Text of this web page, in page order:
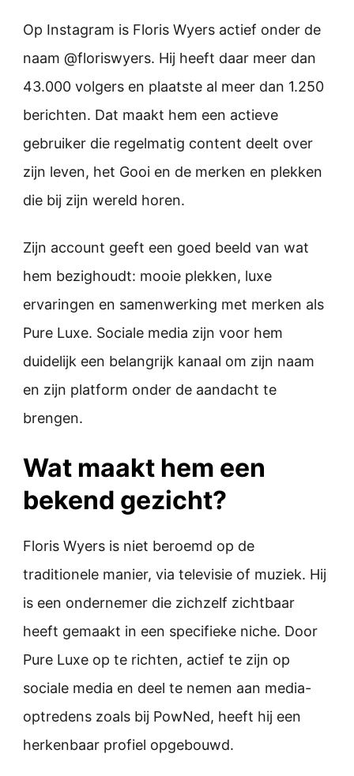
Op Instagram is Floris Wyers actief onder de
naam @floriswyers. Hij heeft daar meer dan
43.000 volgers en plaatste al meer dan 1.250
berichten. Dat maakt hem een actieve
gebruiker die regelmatig content deelt over
zijn leven, het Gooi en de merken en plekken
die bij zijn wereld horen.
Zijn account geeft een goed beeld van wat
hem bezighoudt: mooie plekken, luxe
ervaringen en samenwerking met merken als
Pure Luxe. Sociale media zijn voor hem
duidelijk een belangrijk kanaal om zijn naam
en zijn platform onder de aandacht te
brengen.
Wat maakt hem een
bekend gezicht?
Floris Wyers is niet beroemd op de
traditionele manier, via televisie of muziek. Hij
is een ondernemer die zichzelf zichtbaar
heeft gemaakt in een specifieke niche. Door
Pure Luxe op te richten, actief te zijn op
sociale media en deel te nemen aan media-
optredens zoals bij PowNed, heeft hij een
herkenbaar profiel opgebouwd.